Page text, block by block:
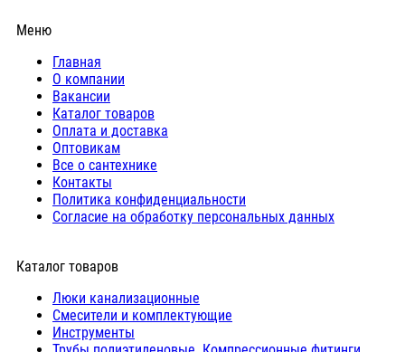
Меню
Главная
О компании
Вакансии
Каталог товаров
Оплата и доставка
Оптовикам
Все о сантехнике
Контакты
Политика конфиденциальности
Согласие на обработку персональных данных
Каталог товаров
Люки канализационные
Cмесители и комплектующие
Инструменты